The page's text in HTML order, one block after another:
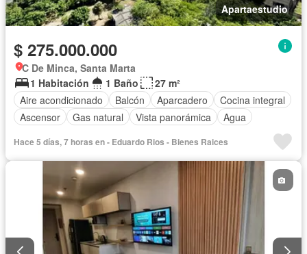
Apartaestudio
$ 275.000.000
C De Minca, Santa Marta
1 Habitación
1 Baño
27 m²
Aire acondicionado
Balcón Aparcadero
Cocina integral
Ascensor
Gas natural Vista panorámica Agua
Hace 5 días, 7 horas en - Eduardo Rios - Bienes Raices